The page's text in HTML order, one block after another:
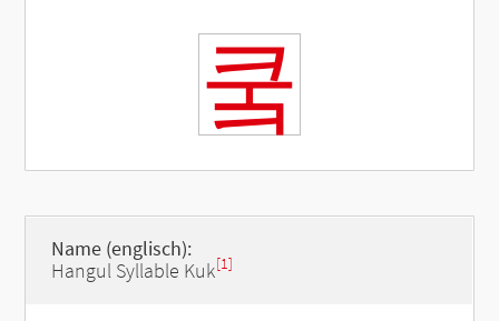
쿸
Name (englisch):
Hangul Syllable Kuk[1]